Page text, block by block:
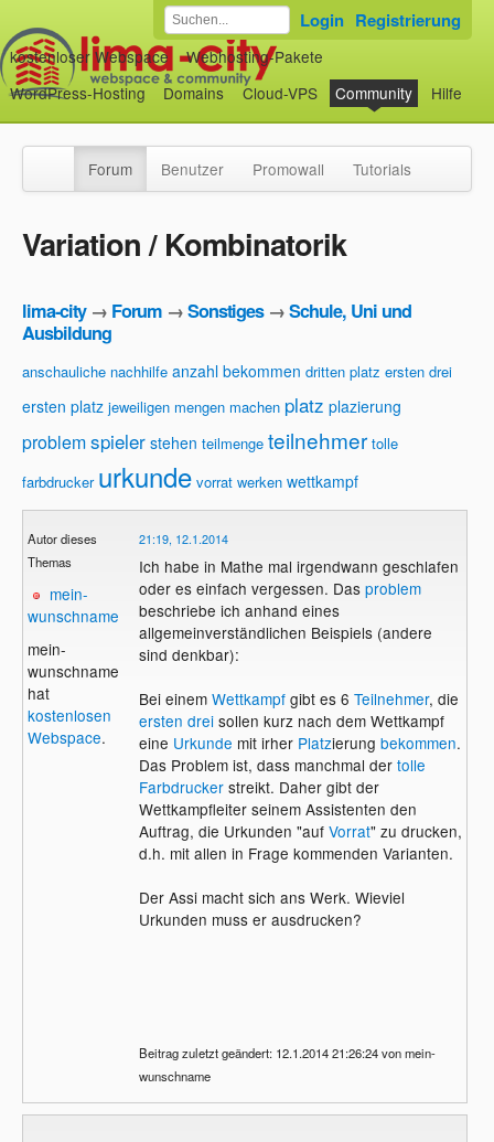
kostenloser Webspace
Webhosting-Pakete
WordPress-Hosting
Domains Cloud-VPS Community Hilfe
Login Registrierung
Forum Benutzer Promowall Tutorials
Variation / Kombinatorik
lima-city→ Forum →Sonstiges→Schule, Uni und
Ausbildung
anschauliche nachhilfe anzahl bekommen dritten platz ersten drei
ersten platz jeweiligen mengen machen platz plazierung
problemspieler stehen teilmenge teilnehmer tolle
farbdrucker urkunde vorrat werken wettkampf
Autor dieses
Themas
mein-
wunschname
mein-
wunschname
hat
kostenlosen
Webspace.
21:19, 12.1.2014
Ich habe in Mathe mal irgendwann geschlafen
oder es einfach vergessen. Das problem
beschriebe ich anhand eines
allgemeinverständlichen Beispiels (andere
sind denkbar):
Bei einem Wettkampfgibt es 6 Teilnehmer, die
ersten dreisollen kurz nach dem Wettkampf
eine Urkunde mit irher Platzierung bekommen.
Das Problem ist, dass manchmal der tolle
Farbdruckerstreikt. Daher gibt der
Wettkampfleiter seinem Assistenten den
Auftrag, die Urkunden "auf Vorrat" zu drucken,
d.h. mit allen in Frage kommenden Varianten.
Der Assi macht sich ans Werk. Wieviel
Urkunden muss er ausdrucken?
Beitrag zuletzt geändert: 12.1.2014 21:26:24 von mein-
wunschname